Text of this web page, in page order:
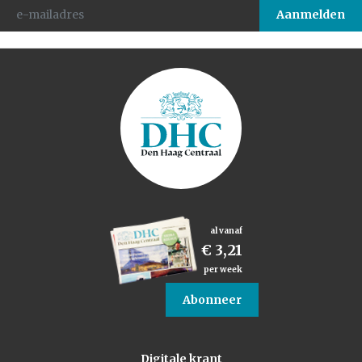
al vanaf
€ 3,21
per week
Abonneer
Digitale krant